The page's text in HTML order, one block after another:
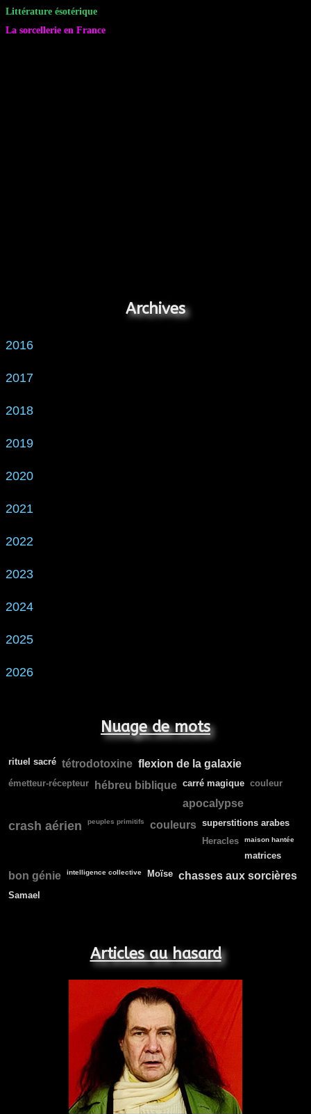
Littérature ésotérique
La sorcellerie en France
Archives
2016
2017
2018
2019
2020
2021
2022
2023
2024
2025
2026
Nuage de mots
rituel sacré tétrodotoxine flexion de la galaxie
émetteur-récepteur hébreu biblique carré magique couleur
apocalypse
crash aérien peuples primitifs couleurs superstitions arabes
Heracles
maison hantée
matrices
bon génie intelligence collective Moïse chasses aux sorcières
Samael
Articles au hasard